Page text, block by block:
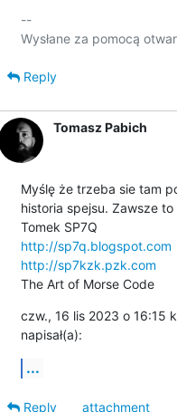
--
Wysłane za pomocą
Reply
Tomasz Pabich
Myślę że trzeba sie tam
historia spejsu. Zawsze
http://sp7q.blogspot.com
http://sp7kzk.pzk.com
The Art of Morse Code
czw., 16 lis 2023 o 16:15
napisał(a):
...
Reply
attachment